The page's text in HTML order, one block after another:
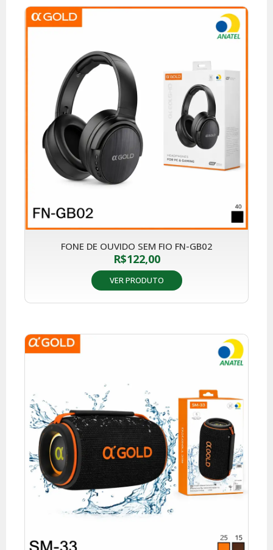
FONE DE OUVIDO SEM FIO FN-GB02
R$122,00
VER PRODUTO